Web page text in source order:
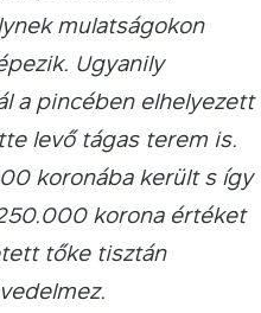
mulatságokon
Ugyanily
a pincében elhelyezett
levő tágas terem is.
koronába került s így
korona értéket
tőke tisztán